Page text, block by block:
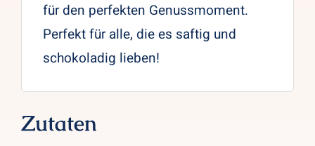
für den perfekten Genussmoment.
Perfekt für alle, die es saftig und
schokoladig lieben!
Zutaten